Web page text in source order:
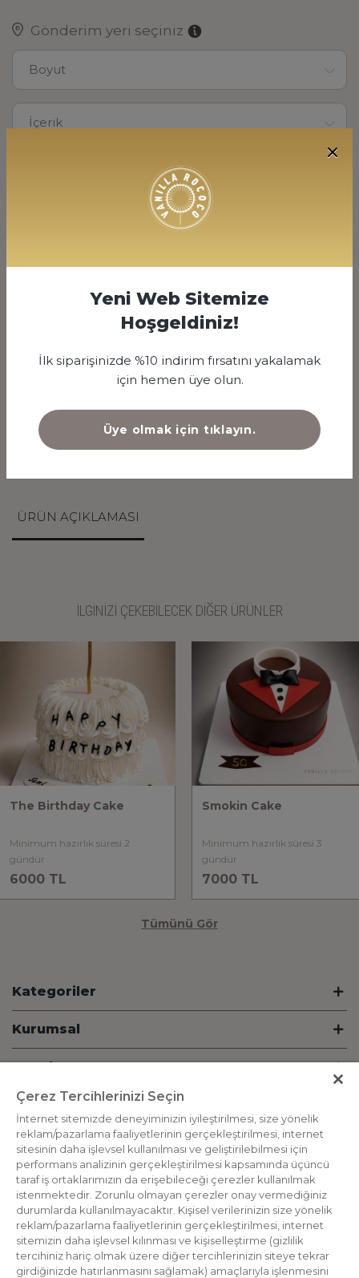
Gönderim yeri seçiniz
Boyut
İçerik
8500 TL
ÖZEL NOT
Çiçeklerimiz mevsimsel olarak değişkenlik
ÜRÜN AÇIKLAMASI
İLGİNİZİ ÇEKEBİLECEK DİĞER ÜRÜNLER
The Birthday Cake
Minimum hazırlık süresi 2
gündür
6000 TL
Smokin Cake
Minimum hazırlık süresi 3
gündür
7000 TL
Tümünü Gör
Yeni Web Sitemize
Hoşgeldiniz!
İlk siparişinizde %10 indirim fırsatını yakalamak
için hemen üye olun.
Üye olmak için tıklayın.
Kategoriler
Kurumsal
Hesabım
Bilgi
İletişim
Destek Hattı
Bizden Haberdar Olun
Çerez Tercihlerinizi Seçin
İnternet sitemizde deneyiminizin iyileştirilmesi, size yönelik
reklam/pazarlama faaliyetlerinin gerçekleştirilmesi, internet
sitesinin daha işlevsel kullanılması ve geliştirilebilmesi için
performans analizinin gerçekleştirilmesi kapsamında üçüncü
taraf iş ortaklarımızın da erişebileceği çerezler kullanılmak
istenmektedir. Zorunlu olmayan çerezler onay vermediğiniz
durumlarda kullanılmayacaktır. Kişisel verilerinizin size yönelik
reklam/pazarlama faaliyetlerinin gerçekleştirilmesi, internet
sitemizin daha işlevsel kılınması ve kişiselleştirme (gizlilik
tercihiniz hariç olmak üzere diğer tercihlerinizin siteye tekrar
girdiğinizde hatırlanmasını sağlamak) amaçlarıyla işlenmesini